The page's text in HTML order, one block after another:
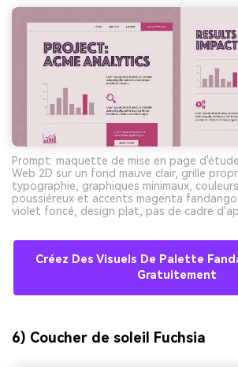
Prompt: maquette de mise en page
Web 2D sur un fond mauve clair, grille
typographie, graphiques minimaux,
poussiéreux et accents magenta
violet foncé, design plat, pas de cadre
Créez Des Visuels De Palette
Gratuitement
6) Coucher de soleil Fuchsia